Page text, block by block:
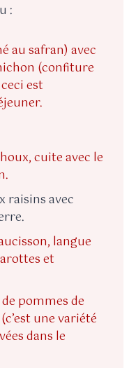
:
au safran) avec
(confiture
est
cuite avec le
raisins avec
langue
et
pommes de
une variété
dans le